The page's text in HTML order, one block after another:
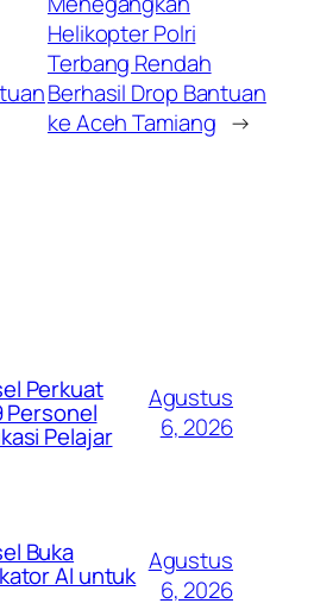
Helikopter Polri
Terbang Rendah
Berhasil Drop Bantuan
ke Aceh Tamiang →
Perkuat
Personel
Pelajar
Agustus
6, 2026
Buka
AI untuk Agustus
6, 2026